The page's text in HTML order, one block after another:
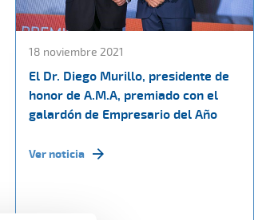
18 noviembre 2021
El Dr. Diego Murillo, presidente de
honor de A.M.A, premiado con el
galardón de Empresario del Año
Ver noticia